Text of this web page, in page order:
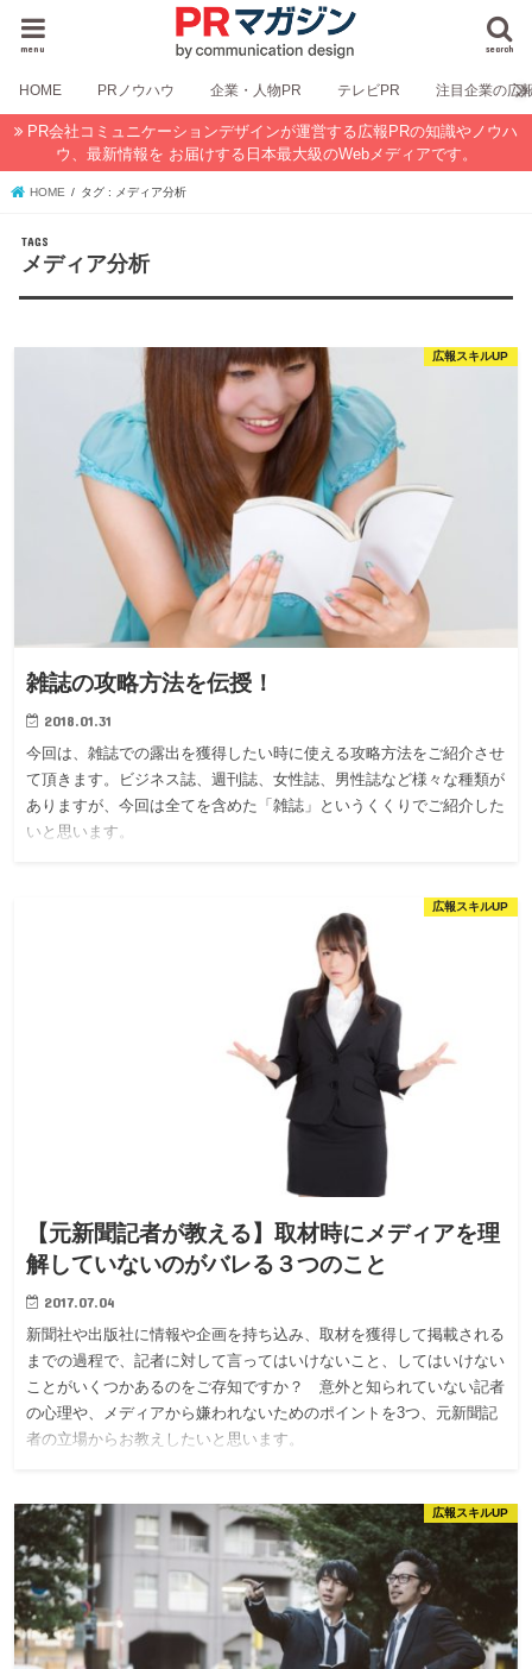
search
menu
HOME PRノウハウ 企業・人物PR テレビPR 注目企業の広
PR会社コミュニケーションデザインが運営する広報PRの知識やノウハ
ウ、最新情報を お届けする日本最大級のWebメディアです。
HOME タグ : メディア分析
メディア分析
広報スキルUP
雑誌の攻略方法を伝授！
2018.01.31
今回は、雑誌での露出を獲得したい時に使える攻略方法をご紹介させ
て頂きます。ビジネス誌、週刊誌、女性誌、男性誌など様々な種類が
ありますが、今回は全てを含めた「雑誌」というくくりでご紹介した
いと思います。
広報スキルUP
【元新聞記者が教える】取材時にメディアを理
解していないのがバレる３つのこと
2017.07.04
新聞社や出版社に情報や企画を持ち込み、取材を獲得して掲載される
までの過程で、記者に対して言ってはいけないこと、してはいけない
ことがいくつかあるのをご存知ですか？ 意外と知られていない記者
の心理や、メディアから嫌われないためのポイントを3つ、元新聞記
者の立場からお教えしたいと思います。
広報スキルUP